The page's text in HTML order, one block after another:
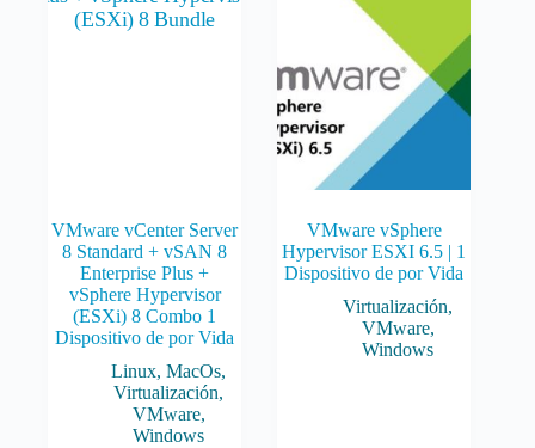
VMware vCenter Server
8 Standard + vSAN 8
Enterprise Plus +
vSphere Hypervisor
(ESXi) 8 Combo 1
Dispositivo de por Vida
Linux,MacOs,
Virtualización,
VMware,
Windows
VMware vSphere
Hypervisor ESXI 6.5 | 1
Dispositivo de por Vida
Virtualización,
VMware,
Windows